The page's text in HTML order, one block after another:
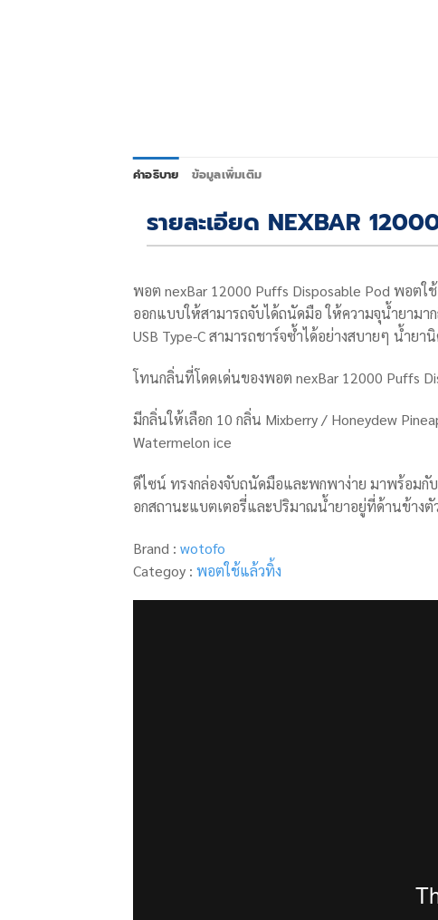
คำอธิบาย ข้อมูลเพิ่มเติม
รายละเอียด NEXBAR
พอต nexBar 12000 Puffs Disposable Pod พอตใช้
ออกแบบให้สามารถจับได้ถนัดมือ ให้ความจุน้ำยามา
USB Type-C สามารถชาร์จซ้ำได้อย่างสบายๆ น้ำ
โทนกลิ่นที่โดดเด่นของพอต nexBar 12000 Puffs
มีกลิ่นให้เลือก 10 กลิ่น Mixberry / Honeydew
Watermelon ice
ดีไซน์ ทรงกล่องจับถนัดมือและพกพาง่าย มาพร้อมกั
อกสถานะแบตเตอรี่และปริมาณน้ำยาอยู่ที่ด้านข้างตั
Brand : wotofo
Categoy : พอตใช้แล้วทิ้ง